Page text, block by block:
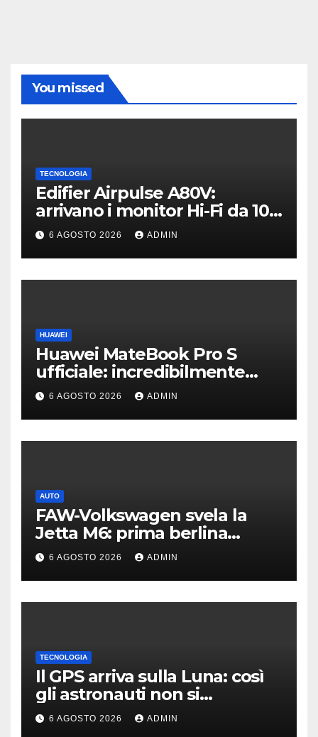
You missed
TECNOLOGIA
Edifier Airpulse A80V:
arrivano i monitor Hi-Fi da 100
W con USB Hi-Res
6 AGOSTO 2026 ADMIN
HUAWEI
Huawei MateBook Pro S
ufficiale: incredibilmente
leggero e supersottile
6 AGOSTO 2026 ADMIN
AUTO
FAW-Volkswagen svela la
Jetta M6: prima berlina
elettrica del marchio
6 AGOSTO 2026 ADMIN
TECNOLOGIA
Il GPS arriva sulla Luna: così
gli astronauti non si
perderanno più
6 AGOSTO 2026 ADMIN